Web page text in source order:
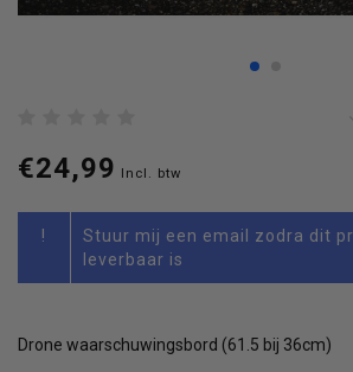
€24,99 Incl. btw
!
Stuur mij een email zodra dit
leverbaar is
Drone waarschuwingsbord (61.5 bij 36cm)